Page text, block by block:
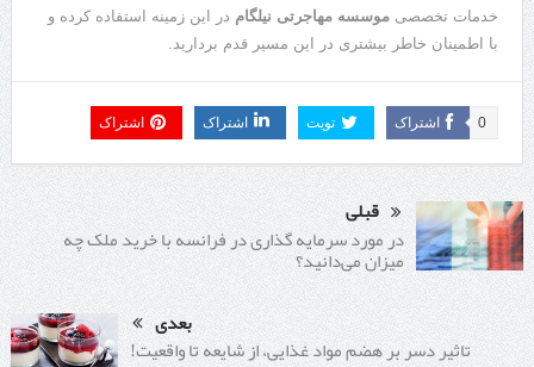
خدمات تخصصی موسسه مهاجرتی نیلگام در این زمینه استفاده کرده و
با اطمینان خاطر بیشتری در این مسیر قدم بردارید.
اشتراک 0 تویت اشتراک اشتراک
قبلی
در مورد سرمایه گذاری در فرانسه با خرید ملک چه
میزان می‌دانید؟
بعدی
تاثیر دسر بر هضم مواد غذایی، از شایعه تا واقعیت!